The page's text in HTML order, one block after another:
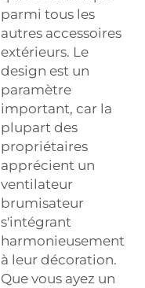
parmi tous les
autres accessoires
extérieurs. Le
design est un
paramètre
important, car la
plupart des
propriétaires
apprécient un
ventilateur
brumisateur
s'intégrant
harmonieusement
à leur décoration.
Que vous ayez un